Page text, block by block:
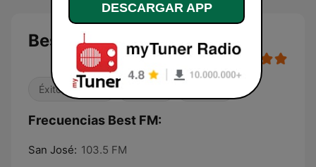
Best FM
Éxitos clásicos
Frecuencias Best FM:
San José: 103.5 FM
DESCARGAR APP